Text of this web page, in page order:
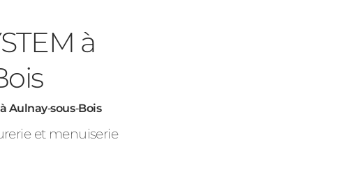
à
Aulnay‑sous‑Bois
et menuiserie